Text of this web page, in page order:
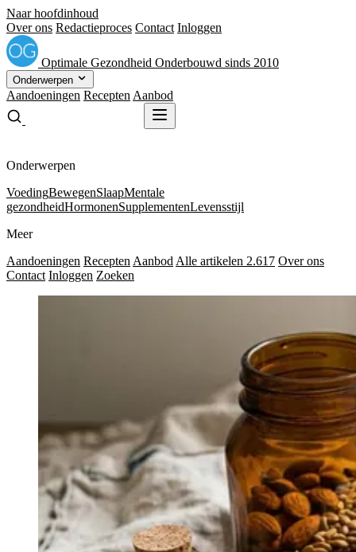
Naar hoofdinhoud
Over ons Redactieproces Contact Inloggen
Optimale Gezondheid Onderbouwd sinds 2010
Onderwerpen
Aandoeningen Recepten Aanbod
Onderwerpen
VoedingBewegenSlaapMentale
gezondheidHormonenSupplementenLevensstijl
Meer
Aandoeningen Recepten Aanbod Alle artikelen 2.617 Over ons
Contact Inloggen Zoeken